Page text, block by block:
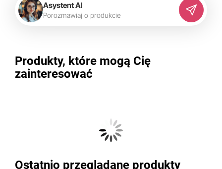
Asystent AI
Porozmawiaj o produkcie
Produkty, które mogą Cię
zainteresować
Ostatnio przeglądane produkty